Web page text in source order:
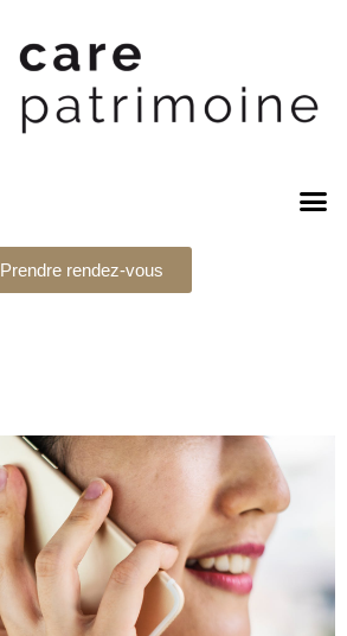
Prendre rendez-vous